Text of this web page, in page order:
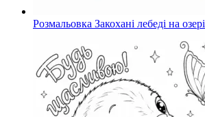
Розмальовка Закохані лебеді на озері